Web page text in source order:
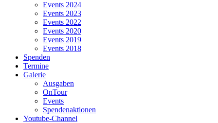
Events 2024
Events 2023
Events 2022
Events 2020
Events 2019
Events 2018
Spenden
Termine
Galerie
Ausgaben
OnTour
Events
Spendenaktionen
Youtube-Channel